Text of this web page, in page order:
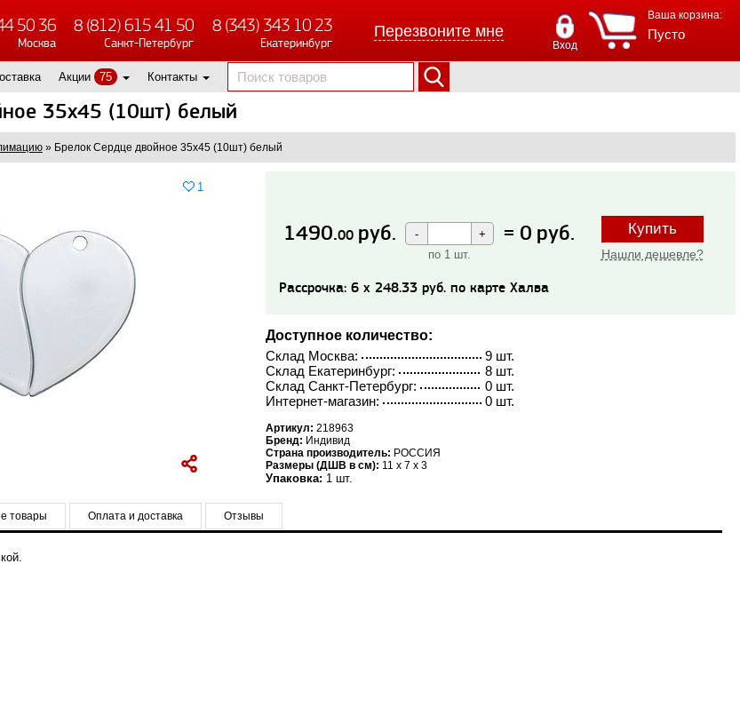
50 36
Москва
8 (812) 615 41 50
Санкт-Петербург
8 (343) 343 10 23
Екатеринбург
Перезвоните мне
Ваша корзина:
Пусто
Вход
Акции 75 Контакты
35х45 (10шт) белый
» Брелок Сердце двойное 35х45 (10шт) белый
1
1490.00 руб.
по 1 шт.
= 0 руб. Купить
Нашли дешевле?
Рассрочка: 6 x 248.33 руб. по карте Халва
Доступное количество:
9 шт.
Склад Москва:
8 шт.
Склад Екатеринбург:
0 шт.
Склад Санкт-Петербург:
0 шт.
Интернет-магазин:
Артикул: 218963
Бренд: Индивид
Страна производитель: РОССИЯ
Размеры (ДШВ в см): 11 x 7 x 3
Упаковка: 1 шт.
товары Оплата и доставка Отзывы